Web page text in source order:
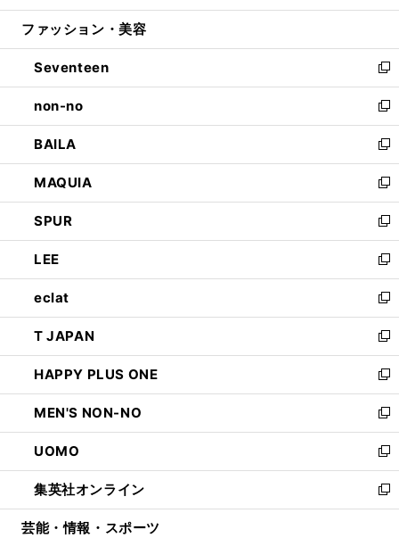
開
ウ
開
く
ン
ウ
で
開
く
ウ
ン
ド
ウ
で
開
く
ファッション・美容
Seventeen
新
し
い
ウ
ィ
ン
ド
ウ
で
開
く
non-no
新
し
い
ウ
ィ
ン
ド
ウ
で
開
く
BAILA
新
し
い
ウ
ィ
ン
ド
ウ
で
開
く
MAQUIA
新
し
い
ウ
ィ
ン
ド
ウ
で
開
く
SPUR
新
し
い
ウ
ィ
ン
ド
ウ
で
開
く
LEE
新
し
い
ウ
ィ
ン
ド
ウ
で
開
く
eclat
新
し
い
ウ
ィ
ン
ド
ウ
で
開
く
T JAPAN
新
し
い
ウ
ィ
ン
ド
ウ
で
開
HAPPY PLUS ONE
新
し
い
ウ
ィ
ン
ド
ウ
MEN'S NON-NO
新
し
い
ウ
ィ
ン
UOMO
新
し
い
ウ
集英社オンライン
新
し
芸能・情報・スポーツ